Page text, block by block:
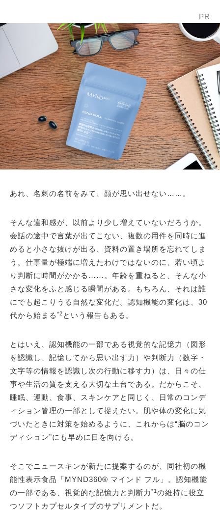
PR
あれ、名刺の名前をみて、顔が思い出せない……。
そんな違和感が、以前より少し増えていないだろうか。
会話の途中で言葉が出てこない、複数の用件を同時に進
めると小さな抜けが出る、資料の置き場所を忘れてしま
う。仕事量が極端に増えたわけではないのに、若い頃よ
り判断に時間がかかる……。年齢を重ねると、そんな小
さな変化をふと感じる瞬間がある。もちろん、それは誰
にでも起こりうる自然な変化だ。認知機能の変化は、30
代から始まる *2 という報告もある。
とはいえ、認知機能の一部である視覚的な記憶力（図形
を認識し、記憶してから思い出す力）や判断力（数字・
文字等の情報を認識し次の行動に移す力）は、日々の仕
事や生活の質を支える大切な土台である。だからこそ、
睡眠、運動、食事、スキンケアと同じく、日常のコンデ
ィション管理の一部として捉えたい。肌や体の変化に気
づいたときに対策を始めるように、これからは“脳のコン
ディション”にも早めに目を向ける。
そこでニュースキンが新たに提案するのが、同社初の機
能性表示食品「MYND360® マインド フル」。認知機能
の一部である、視覚的な記憶力と判断力 *1 の維持に役立
つソフトカプセルタイプのサプリメントだ。